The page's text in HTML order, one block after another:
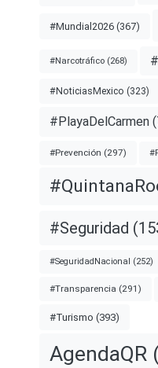
#Mundial2026 (367)
#Narcotráfico (268)
#NoticiasMexico (323)
#PlayaDelCarmen
#Prevención (297)
#Seguridad
#SeguridadNacional (252)
#Transparencia (291)
#Turismo (393)
AgendaQR